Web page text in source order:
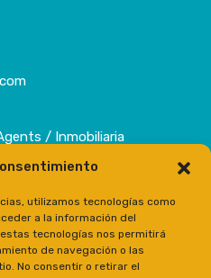
utilizamos tecnologías como
a la información del
tecnologías nos permitirá
de navegación o las
No consentir o retirar el
/ Inmobiliaria